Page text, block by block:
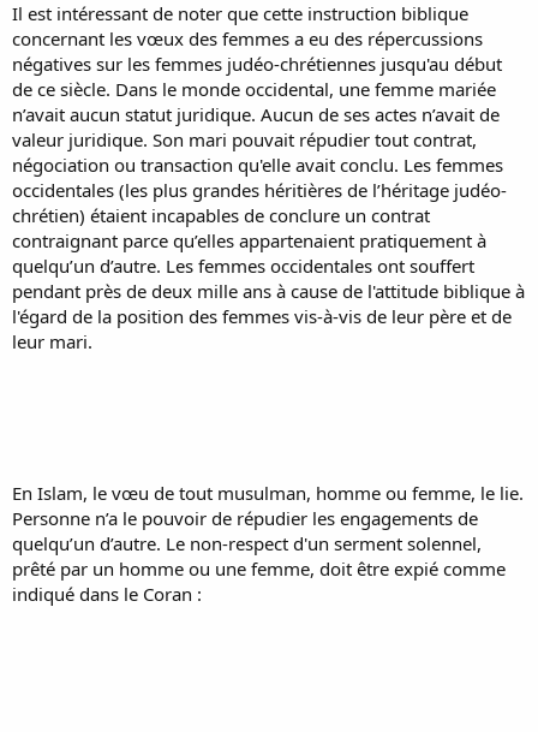
Il est intéressant de noter que cette instruction biblique
concernant les vœux des femmes a eu des répercussions
négatives sur les femmes judéo-chrétiennes jusqu'au début
de ce siècle. Dans le monde occidental, une femme mariée
n’avait aucun statut juridique. Aucun de ses actes n’avait de
valeur juridique. Son mari pouvait répudier tout contrat,
négociation ou transaction qu'elle avait conclu. Les femmes
occidentales (les plus grandes héritières de l’héritage judéo-
chrétien) étaient incapables de conclure un contrat
contraignant parce qu’elles appartenaient pratiquement à
quelqu’un d’autre. Les femmes occidentales ont souffert
pendant près de deux mille ans à cause de l'attitude biblique à
l'égard de la position des femmes vis-à-vis de leur père et de
leur mari.
En Islam, le vœu de tout musulman, homme ou femme, le lie.
Personne n’a le pouvoir de répudier les engagements de
quelqu’un d’autre. Le non-respect d'un serment solennel,
prêté par un homme ou une femme, doit être expié comme
indiqué dans le Coran :